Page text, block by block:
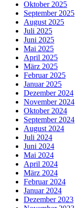
Oktober 2025
September 2025
August 2025
Juli 2025
Juni 2025
Mai 2025
April 2025
März 2025
Februar 2025
Januar 2025
Dezember 2024
November 2024
Oktober 2024
September 2024
August 2024
Juli 2024
Juni 2024
Mai 2024
April 2024
März 2024
Februar 2024
Januar 2024
Dezember 2023